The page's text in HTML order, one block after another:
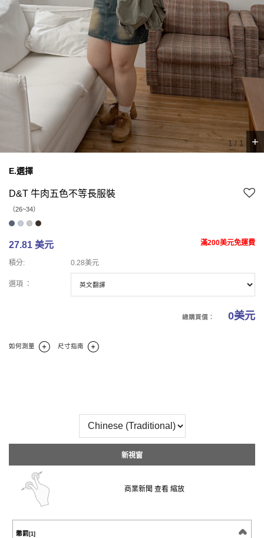
1 / 1 +
E.選擇
D&T 牛肉五色不等長服裝
（26~34）
27.81 美元 滿200美元免運費
積分: 0.28美元
選項 ：
總購買價： 0美元
如何測量 尺寸指南
新視窗
商業新聞 查看 縮放
懲罰 [1]